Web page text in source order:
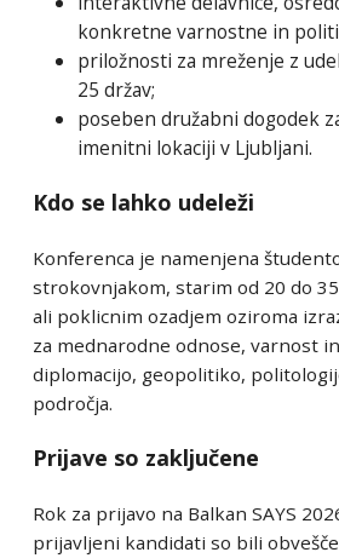
konkretne varnostne in
priložnosti za mreženje z
25 držav;
poseben družabni dogodek
imenitni lokaciji v Ljubljani.
Kdo se lahko udeleži
Konferenca je namenjena
strokovnjakom, starim od 20 do
ali poklicnim ozadjem oziroma
za mednarodne odnose, varnost
diplomacijo, geopolitiko,
področja.
Prijave so zaključene
Rok za prijavo na Balkan SAYS
prijavljeni kandidati so bili